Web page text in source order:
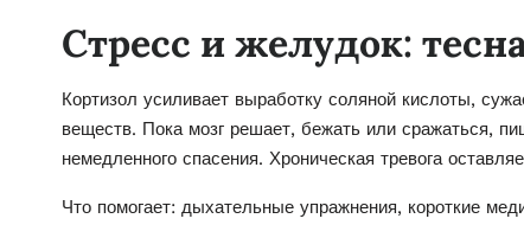
Стресс и желудок:
Кортизол усиливает выработку соляной кислоты,
веществ. Пока мозг решает, бежать или сражаться,
немедленного спасения. Хроническая тревога
Что помогает: дыхательные упражнения, короткие